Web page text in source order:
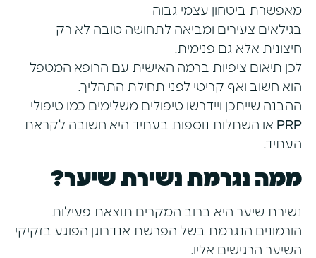
מאפשרת ביטחון עצמי גבוה
בגילאים צעירים ומביאה לתחושה טובה לא רק
חיצונית אלא גם פנימית.
לכן תיאום ציפיות ברמה האישית עם הרופא המטפל
הוא חשוב ואף קריטי לפני תחילת התהליך.
ההבנה שייתכן ויידרשו טיפולים משלימים כמו טיפולי
PRP או השתלות נוספות בעתיד היא חשובה לקראת
העתיד.
ממה נגרמת נשירת שיער?
נשירת שיער היא ברוב המקרים תוצאת פעילות
הורמונים הנגרמת בשל הפרשת אנדרוגן הפוגע בזקיקי
השיער הרגישים אליו.